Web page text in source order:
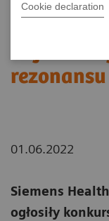
Cookie declaration
01.06.2022
Siemens
ogłosiły